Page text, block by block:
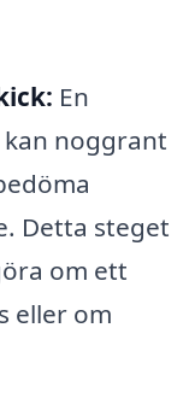
En
noggrant
Detta steget
om ett
eller om